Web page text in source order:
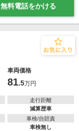
無料電話をかける
車両価格
81.5万円
走行距離
減算歴車
車検/自賠責
車検無し